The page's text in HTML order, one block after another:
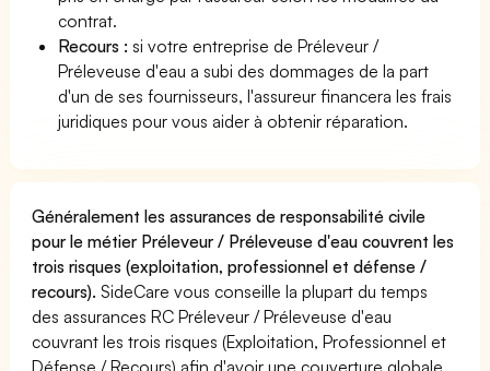
contrat.
Recours : si votre entreprise de Préleveur /
Préleveuse d'eau a subi des dommages de la part
d'un de ses fournisseurs, l'assureur financera les frais
juridiques pour vous aider à obtenir réparation.
Généralement les assurances de responsabilité civile
pour le métier Préleveur / Préleveuse d'eau couvrent les
trois risques (exploitation, professionnel et défense /
recours). SideCare vous conseille la plupart du temps
des assurances RC Préleveur / Préleveuse d'eau
couvrant les trois risques (Exploitation, Professionnel et
Défense / Recours) afin d'avoir une couverture globale.